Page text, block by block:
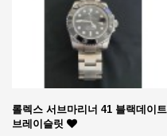
롤렉스 서브마리너 41 블랙데이트
브레이슬릿